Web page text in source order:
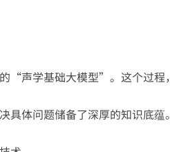
“声学基础大模型”。这个过程
体问题储备了深厚的知识底蕴。